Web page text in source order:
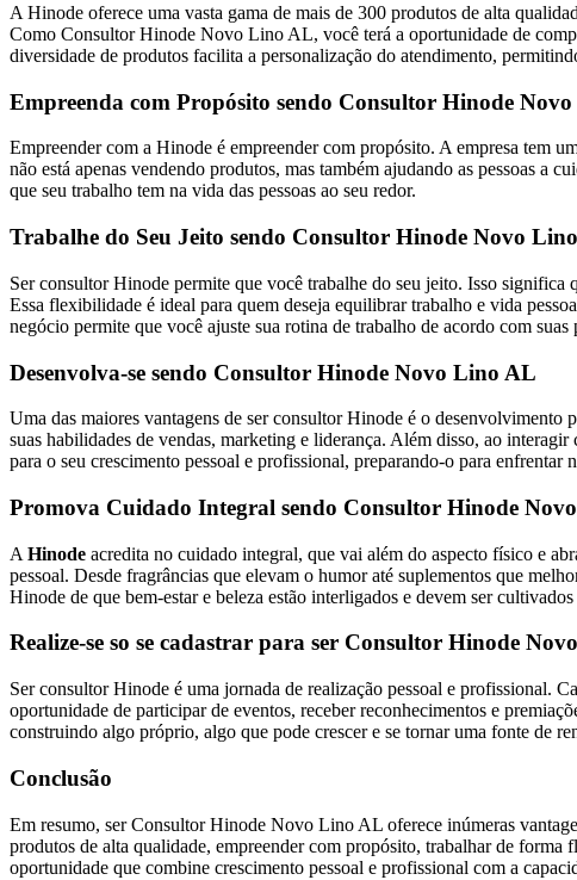
A Hinode oferece uma vasta gama de mais de 300 produtos de alta
Como Consultor Hinode Novo Lino AL, você terá a oportunidade de
diversidade de produtos facilita a personalização do atendimento,
Empreenda com Propósito sendo Consultor Hinode
Empreender com a Hinode é empreender com propósito. A empresa tem
não está apenas vendendo produtos, mas também ajudando as pessoas a
que seu trabalho tem na vida das pessoas ao seu redor.
Trabalhe do Seu Jeito sendo Consultor Hinode Novo
Ser consultor Hinode permite que você trabalhe do seu jeito. Isso significa
Essa flexibilidade é ideal para quem deseja equilibrar trabalho e vida
negócio permite que você ajuste sua rotina de trabalho de acordo com suas
Desenvolva-se sendo Consultor Hinode Novo Lino AL
Uma das maiores vantagens de ser consultor Hinode é o
suas habilidades de vendas, marketing e liderança. Além disso, ao
para o seu crescimento pessoal e profissional, preparando-o para enfrentar
Promova Cuidado Integral sendo Consultor Hinode
A Hinode acredita no cuidado integral, que vai além do aspecto físico e
pessoal. Desde fragrâncias que elevam o humor até suplementos que
Hinode de que bem-estar e beleza estão interligados e devem ser
Realize-se so se cadastrar para ser Consultor Hinode
Ser consultor Hinode é uma jornada de realização pessoal e profissional.
oportunidade de participar de eventos, receber reconhecimentos e
construindo algo próprio, algo que pode crescer e se tornar uma fonte de
Conclusão
Em resumo, ser Consultor Hinode Novo Lino AL oferece inúmeras
produtos de alta qualidade, empreender com propósito, trabalhar de
oportunidade que combine crescimento pessoal e profissional com a